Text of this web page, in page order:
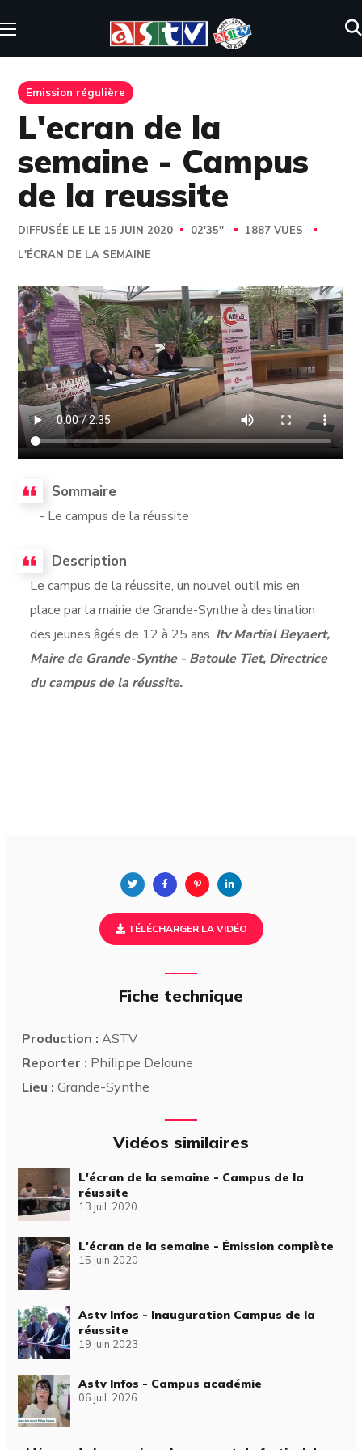
Emission régulière
L'ecran de la
semaine - Campus
de la reussite
DIFFUSÉE LE LE 15 JUIN 2020 02'35''
1887 VUES
L'ÉCRAN DE LA SEMAINE
Sommaire
- Le campus de la réussite
Description
Le campus de la réussite, un nouvel outil mis en
place par la mairie de Grande-Synthe à destination
des jeunes âgés de 12 à 25 ans. Itv Martial Beyaert,
Maire de Grande-Synthe - Batoule Tiet, Directrice
du campus de la réussite.
TÉLÉCHARGER LA VIDÉO
Fiche technique
Production : ASTV
Reporter : Philippe Delaune
Lieu : Grande-Synthe
Vidéos similaires
L'écran de la semaine - Campus de la
réussite
13 juil. 2020
L'écran de la semaine - Émission complète
15 juin 2020
Astv Infos - Inauguration Campus de la
réussite
19 juin 2023
Astv Infos - Campus académie
06 juil. 2026